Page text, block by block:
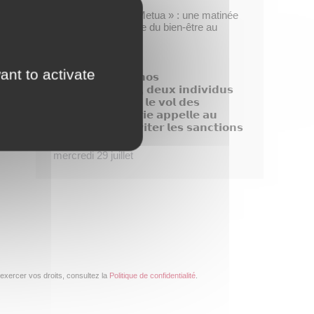
Opération « Taofe Metua » : une matinée
placée sous le signe du bien-être au
𝗗𝗶𝘀𝗽𝗮𝗿𝗶𝘁𝗶𝗼𝗻 𝗱𝗲 𝗻𝗼𝘀
𝗯𝗼𝘂𝗴𝗮𝗶𝗻𝘃𝗶𝗹𝗹𝗶𝗲𝗿𝘀, 𝗱𝗲𝘂𝘅 𝗶𝗻𝗱𝗶𝘃𝗶𝗱𝘂𝘀
𝗶𝗱𝗲𝗻𝘁𝗶𝗳𝗶é𝘀 𝗮𝗽𝗿é𝘀 𝗹𝗲 𝘃𝗼𝗹 𝗱𝗲𝘀
𝗽𝗹𝗮𝗻𝘁𝗲𝘀, 𝗹𝗮 𝗺𝗮𝗶𝗿𝗶𝗲 𝗮𝗽𝗽𝗲𝗹𝗹𝗲 𝗮𝘂
𝗰𝗶𝘃𝗶𝘀𝗺𝗲 𝗽𝗼𝘂𝗿 é𝘃𝗶𝘁𝗲𝗿 𝗹𝗲𝘀 𝘀𝗮𝗻𝗰𝘁𝗶𝗼𝗻𝘀
mercredi 29 juillet
vos droits, consultez la Politique de confidentialité
to activate